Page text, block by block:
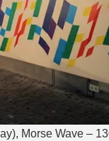
Morse Wave –